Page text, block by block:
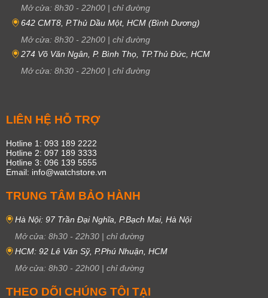
Mở cửa: 8h30 - 22h00 | chỉ đường
642 CMT8, P.Thủ Dầu Một, HCM (Bình Dương)
Mở cửa: 8h30 - 22h00 | chỉ đường
274 Võ Văn Ngân, P. Bình Thọ, TP.Thủ Đức, HCM
Mở cửa: 8h30 - 22h00 | chỉ đường
LIÊN HỆ HỖ TRỢ
Hotline 1: 093 189 2222
Hotline 2: 097 189 3333
Hotline 3: 096 139 5555
Email: info@watchstore.vn
TRUNG TÂM BẢO HÀNH
Hà Nội: 97 Trần Đại Nghĩa, P.Bạch Mai, Hà Nội
Mở cửa: 8h30 - 22h30 | chỉ đường
HCM: 92 Lê Văn Sỹ, P.Phú Nhuận, HCM
Mở cửa: 8h30 - 22h00 | chỉ đường
THEO DÕI CHÚNG TÔI TẠI